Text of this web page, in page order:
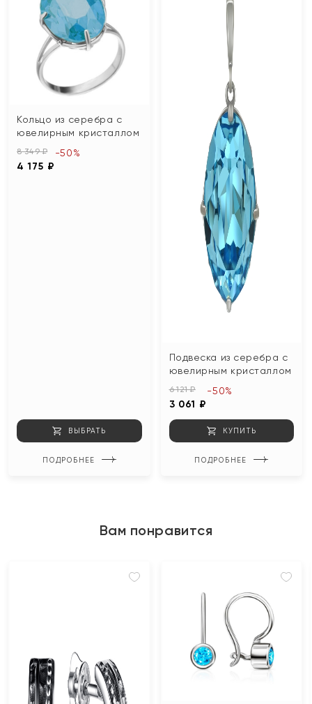
Кольцо из серебра с
ювелирным кристаллом
8 349 ₽
4 175 ₽
-50%
ВЫБРАТЬ
ПОДРОБНЕЕ
Подвеска из серебра с
ювелирным кристаллом
6 121 ₽
3 061 ₽
-50%
КУПИТЬ
ПОДРОБНЕЕ
Вам понравится